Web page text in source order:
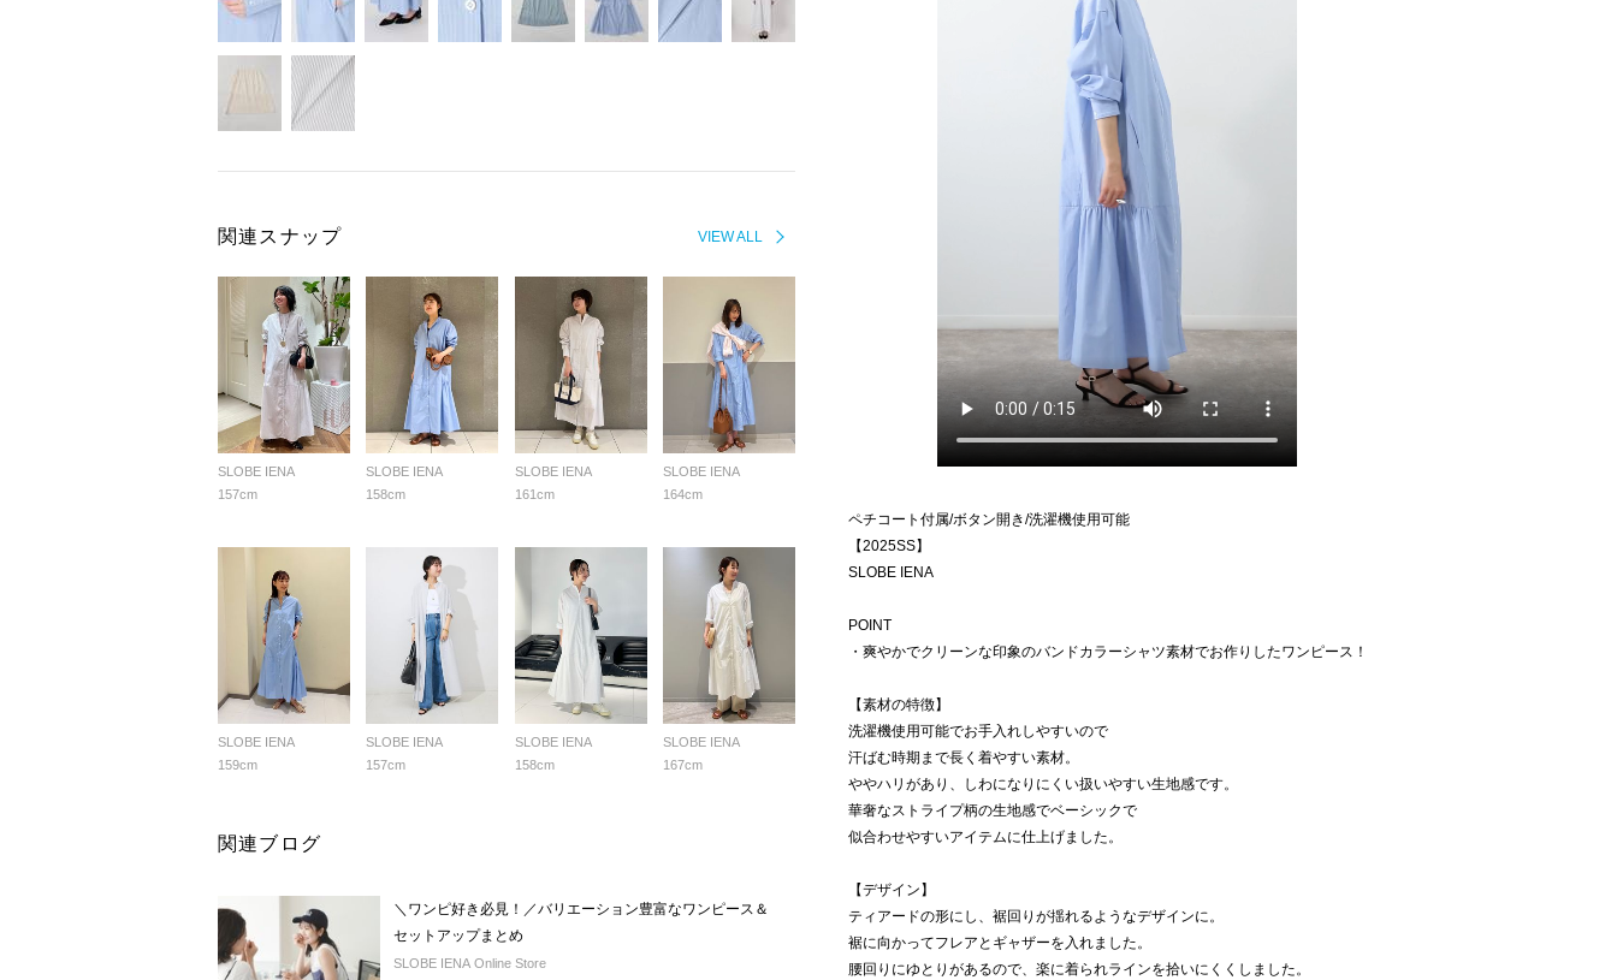
VIEW ALL
関連スナップ
SLOBE IENA
157cm
SLOBE IENA
158cm
SLOBE IENA
161cm
SLOBE IENA
164cm
SLOBE IENA
159cm
SLOBE IENA
157cm
SLOBE IENA
158cm
SLOBE IENA
167cm
関連ブログ
＼ワンピ好き必見！／バリエーション豊富なワンピース＆
セットアップまとめ
SLOBE IENA Online Store
ペチコート付属/ボタン開き/洗濯機使用可能
【2025SS】
SLOBE IENA
POINT
・爽やかでクリーンな印象のバンドカラーシャツ素材でお作りしたワンピース！
【素材の特徴】
洗濯機使用可能でお手入れしやすいので
汗ばむ時期まで長く着やすい素材。
ややハリがあり、しわになりにくい扱いやすい生地感です。
華奢なストライプ柄の生地感でベーシックで
似合わせやすいアイテムに仕上げました。
【デザイン】
ティアードの形にし、裾回りが揺れるようなデザインに。
裾に向かってフレアとギャザーを入れました。
腰回りにゆとりがあるので、楽に着られラインを拾いにくくしました。